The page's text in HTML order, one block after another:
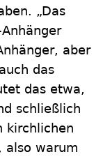
„Das
aber
das
das etwa,
schließlich
kirchlichen
also warum